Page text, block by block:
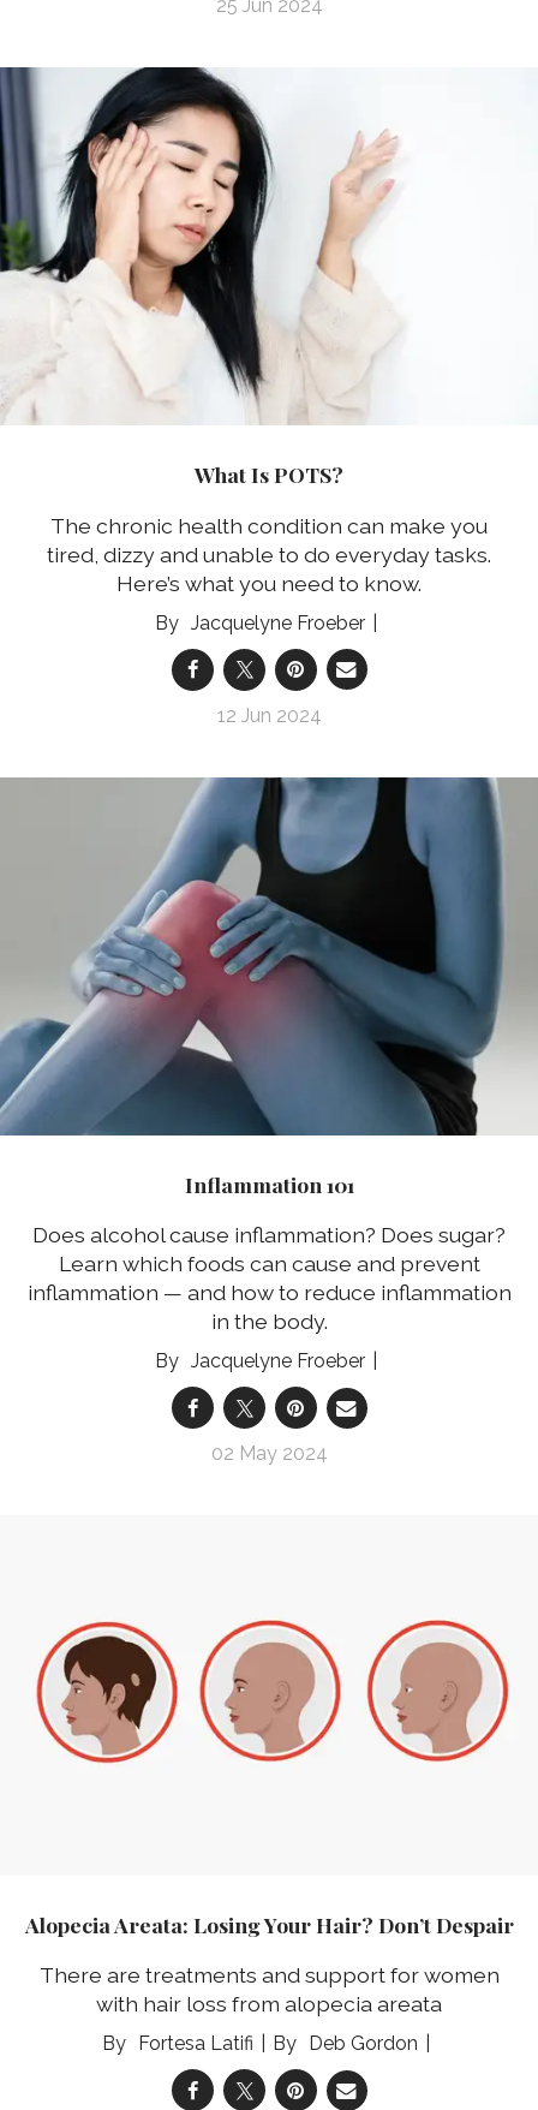
25 Jun 2024
What Is POTS?
The chronic health condition can make you
tired, dizzy and unable to do everyday tasks.
Here’s what you need to know.
Jacquelyne Froeber
12 Jun 2024
Inflammation 101
Does alcohol cause inflammation? Does sugar?
Learn which foods can cause and prevent
inflammation — and how to reduce inflammation
in the body.
Jacquelyne Froeber
02 May 2024
Alopecia Areata: Losing Your Hair? Don’t Despair
There are treatments and support for women
with hair loss from alopecia areata
Fortesa Latifi Deb Gordon